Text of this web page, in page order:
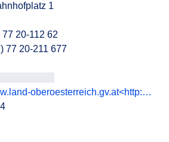
1
77 20-112 62
77 20-211 677
oberoesterreich.gv.at<http:…